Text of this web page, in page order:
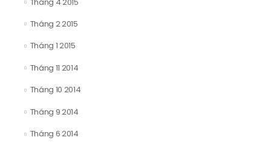
Tháng 2 2015
Tháng 1 2015
Tháng 11 2014
Tháng 10 2014
Tháng 9 2014
Tháng 6 2014